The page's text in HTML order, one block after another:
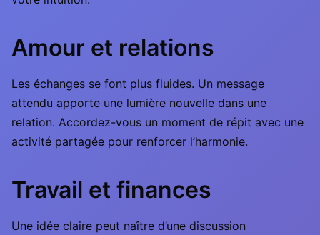
Amour et relations
Les échanges se font plus fluides. Un message
attendu apporte une lumière nouvelle dans une
relation. Accordez-vous un moment de répit avec une
activité partagée pour renforcer l’harmonie.
Travail et finances
Une idée claire peut naître d’une discussion